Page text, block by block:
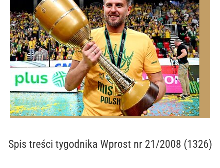
Spis treści tygodnika Wprost nr 21/2008 (1326)